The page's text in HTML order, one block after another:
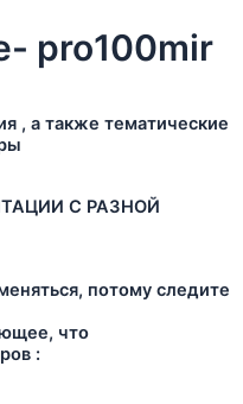
pro100mir
, а также тематические
С РАЗНОЙ
потому следите
что
: